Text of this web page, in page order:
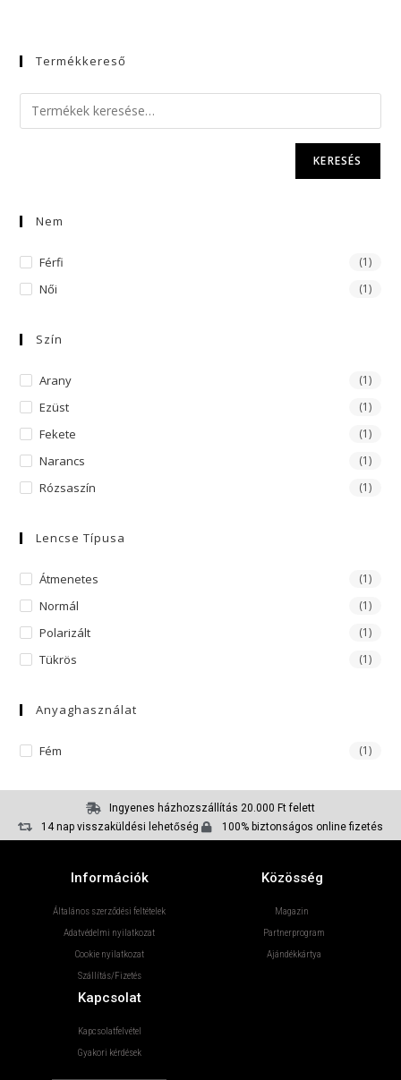
Termékkereső
KERESÉS
Nem
Férfi (1)
Női (1)
Szín
Arany (1)
Ezüst (1)
Fekete (1)
Narancs (1)
Rózsaszín (1)
Lencse Típusa
Átmenetes (1)
Normál (1)
Polarizált (1)
Tükrös (1)
Anyaghasználat
Fém (1)
Ingyenes házhozszállítás 20.000 Ft felett
14 nap visszaküldési lehetőség
100% biztonságos online fizetés
Információk
Általános szerződési feltételek
Adatvédelmi nyilatkozat
Cookie nyilatkozat
Szállítás/Fizetés
Közösség
Magazin
Partnerprogram
Ajándékkártya
Kapcsolat
Kapcsolatfelvétel
Gyakori kérdések